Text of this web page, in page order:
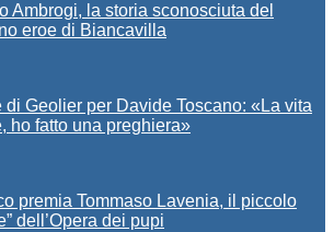
Ambrogi, la storia sconosciuta del
eroe di Biancavilla
di Geolier per Davide Toscano: «La vita
ho fatto una preghiera»
premia Tommaso Lavenia, il piccolo
dell’Opera dei pupi